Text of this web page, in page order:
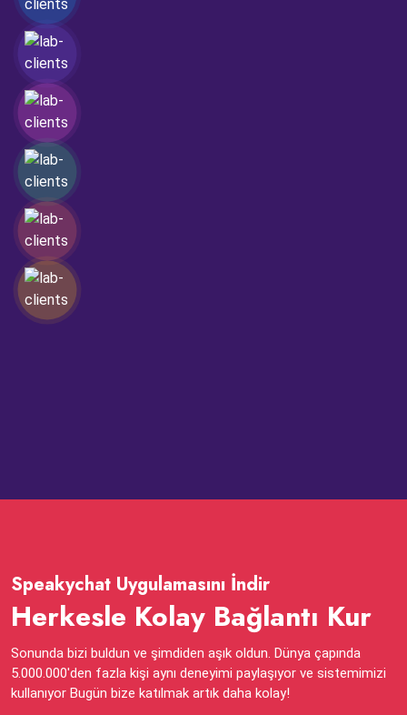
Speakychat Uygulamasını İndir
Herkesle Kolay Bağlantı Kur
Sonunda bizi buldun ve şimdiden aşık oldun. Dünya çapında
5.000.000'den fazla kişi aynı deneyimi paylaşıyor ve sistemimizi
kullanıyor Bugün bize katılmak artık daha kolay!